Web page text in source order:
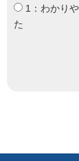
1：わかり
た